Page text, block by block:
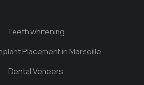
Teeth whitening
Placement in Marseille
Dental Veneers